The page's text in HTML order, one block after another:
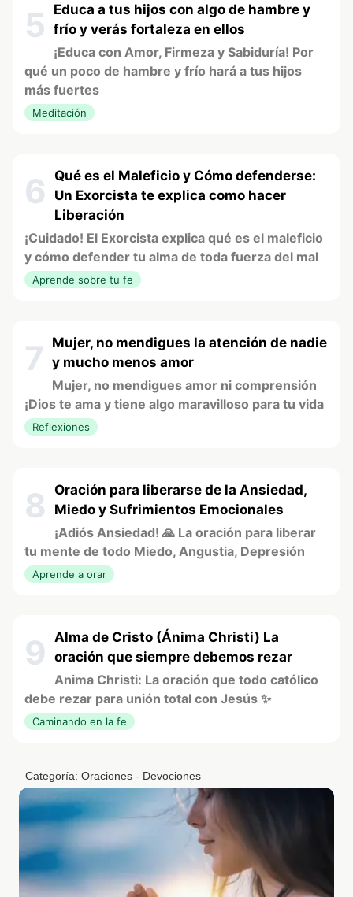
5
Educa a tus hijos con algo de hambre y
frío y verás fortaleza en ellos
¡Educa con Amor, Firmeza y Sabiduría! Por
qué un poco de hambre y frío hará a tus hijos
más fuertes
Meditación
6
Qué es el Maleficio y Cómo defenderse:
Un Exorcista te explica como hacer
Liberación
¡Cuidado! El Exorcista explica qué es el maleficio
y cómo defender tu alma de toda fuerza del mal
Aprende sobre tu fe
7
Mujer, no mendigues la atención de nadie
y mucho menos amor
Mujer, no mendigues amor ni comprensión
¡Dios te ama y tiene algo maravilloso para tu vida
Reflexiones
8
Oración para liberarse de la Ansiedad,
Miedo y Sufrimientos Emocionales
¡Adiós Ansiedad! 🙏 La oración para liberar
tu mente de todo Miedo, Angustia, Depresión
Aprende a orar
9
Alma de Cristo (Ánima Christi) La
oración que siempre debemos rezar
Anima Christi: La oración que todo católico
debe rezar para unión total con Jesús ✨
Caminando en la fe
Categoría: Oraciones - Devociones